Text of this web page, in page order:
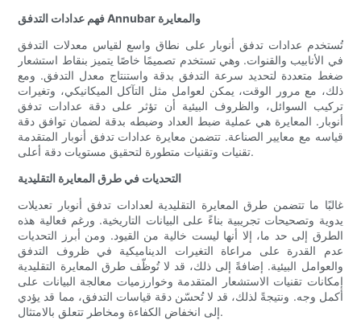
فهم عدادات التدفق Annubar والمعايرة
تُستخدم عدادات تدفق أنوبار على نطاق واسع لقياس معدلات التدفق
في الأنابيب والقنوات. وهي تستخدم تصميمًا خاصًا يتميز بنقاط استشعار
ضغط متعددة لتحديد سرعة التدفق بدقة واستنتاج معدل التدفق. ومع
ذلك، مع مرور الوقت، يمكن لعوامل مثل التآكل الميكانيكي، وتغيرات
تركيب السوائل، والظروف البيئية أن تؤثر على دقة عدادات تدفق
أنوبار. المعايرة هي عملية ضبط العداد وضبطه بدقة لضمان توافق دقة
قياسه مع معايير الصناعة. تتضمن معايرة عدادات تدفق أنوبار المتقدمة
تقنيات وتقنيات متطورة لتحقيق مستويات دقة أعلى.
التحديات في طرق المعايرة التقليدية
غالبًا ما تتضمن طرق المعايرة التقليدية لعدادات تدفق أنوبار تعديلات
يدوية وتصحيحات تجريبية بناءً على البيانات التاريخية. ورغم فعالية هذه
الطرق إلى حد ما، إلا أنها ليست خالية من القيود. ومن أبرز التحديات
عدم القدرة على مراعاة التغيرات الديناميكية في ظروف التدفق
والعوامل البيئية. إضافةً إلى ذلك، قد لا تُوظّف طرق المعايرة التقليدية
إمكانات تقنيات الاستشعار المتقدمة وخوارزميات معالجة البيانات على
أكمل وجه. ونتيجةً لذلك، قد لا تُحسّن دقة قياسات التدفق، مما قد يؤدي
إلى انخفاض الكفاءة ومخاطر تتعلق بالامتثال.